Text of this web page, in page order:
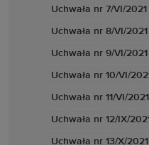
Uchwała nr 7/VI/2021
Uchwała nr 8/VI/2021
Uchwała nr 9/VI/2021
Uchwała nr 10/VI/
Uchwała nr 11/VI/2021
Uchwała nr 12/IX/2021
Uchwała nr 13/X/2021